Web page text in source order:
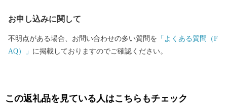
お申し込みに関して
不明点がある場合、お問い合わせの多い質問を 「よくある質問（F
AQ）」 に掲載しておりますのでご確認ください。
この返礼品を見ている人はこちらもチェック